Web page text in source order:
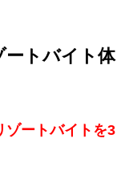
ートバイト体
ゾートバイトを3